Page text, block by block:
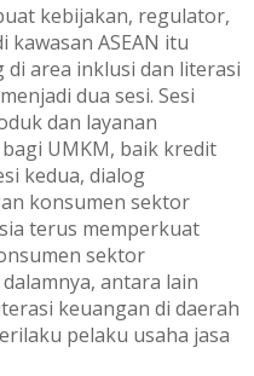
kebijakan, regulator,
kawasan ASEAN itu
area inklusi dan literasi
dua sesi. Sesi
dan layanan
UMKM, baik kredit
kedua, dialog
konsumen sektor
terus memperkuat
sektor
antara lain
keuangan di daerah
pelaku usaha jasa